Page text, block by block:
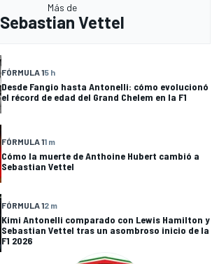
Más de
Sebastian Vettel
FÓRMULA 15 h
Desde Fangio hasta Antonelli: cómo evolucionó
el récord de edad del Grand Chelem en la F1
FÓRMULA 11 m
Cómo la muerte de Anthoine Hubert cambió a
Sebastian Vettel
FÓRMULA 12 m
Kimi Antonelli comparado con Lewis Hamilton y
Sebastian Vettel tras un asombroso inicio de la
F1 2026